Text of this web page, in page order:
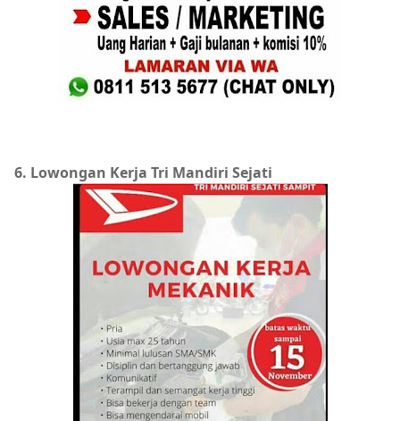
6. Lowongan Kerja Tri Mandiri Sejati